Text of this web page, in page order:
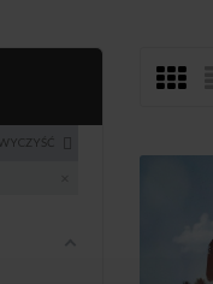
WYCZYŚĆ